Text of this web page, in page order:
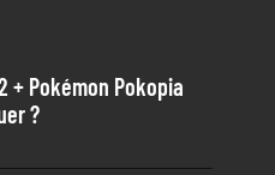
+ Pokémon Pokopia
?